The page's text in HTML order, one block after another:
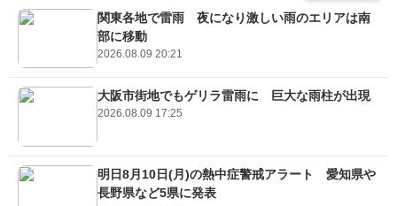
関東各地で雷雨 夜になり激しい雨のエリアは南
部に移動
2026.08.09 20:21
大阪市街地でもゲリラ雷雨に 巨大な雨柱が出現
2026.08.09 17:25
明日8月10日(月)の熱中症警戒アラート 愛知県や
長野県など5県に発表